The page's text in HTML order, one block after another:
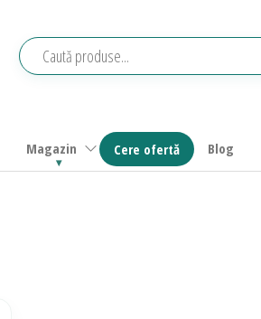
Magazin Cere ofertă Blog